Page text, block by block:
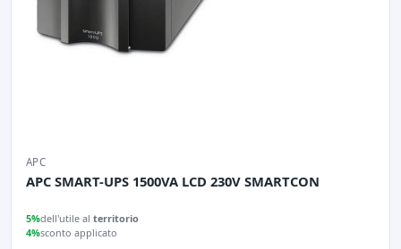
APC
APC SMART-UPS 1500VA LCD 230V SMARTCON
5%dell'utile al territorio
4%sconto applicato